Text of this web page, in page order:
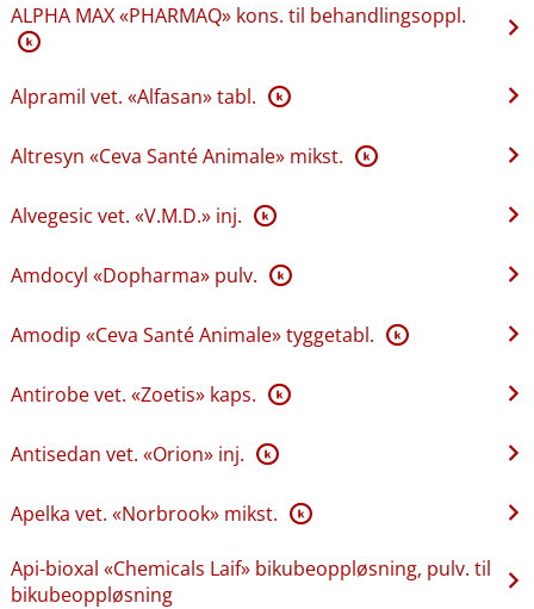
ALPHA MAX «PHARMAQ» kons. til behandlingsoppl.
K
Alpramil vet. «Alfasan» tabl. K
Altresyn «Ceva Santé Animale» mikst. K
Alvegesic vet. «V.M.D.» inj. K
Amdocyl «Dopharma» pulv. K
Amodip «Ceva Santé Animale» tyggetabl. K
Antirobe vet. «Zoetis» kaps. K
Antisedan vet. «Orion» inj. K
Apelka vet. «Norbrook» mikst. K
Api-bioxal «Chemicals Laif» bikubeoppløsning, pulv. til
bikubeoppløsning